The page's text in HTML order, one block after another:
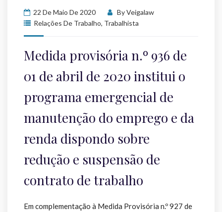
22 De Maio De 2020 ByVeigalaw
Relações De Trabalho, Trabalhista
Medida provisória n.º 936 de
01 de abril de 2020 institui o
programa emergencial de
manutenção do emprego e da
renda dispondo sobre
redução e suspensão de
contrato de trabalho
Em complementação à Medida Provisória n.º 927 de